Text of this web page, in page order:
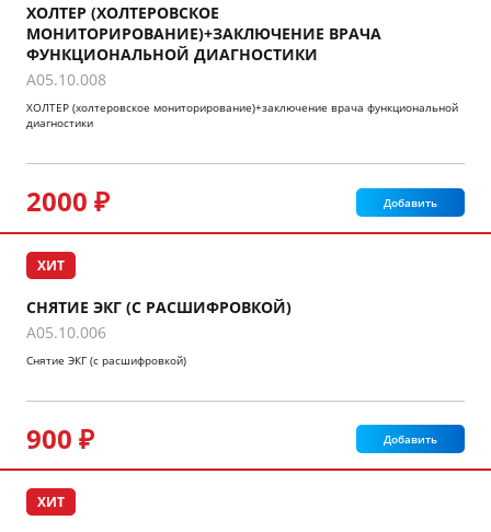
ХОЛТЕР (ХОЛТЕРОВСКОЕ
МОНИТОРИРОВАНИЕ)+ЗАКЛЮЧЕНИЕ ВРАЧА
ФУНКЦИОНАЛЬНОЙ ДИАГНОСТИКИ
A05.10.008
ХОЛТЕР (холтеровское мониторирование)+заключение врача функциональной
диагностики
2000 ₽ Добавить
ХИТ
СНЯТИЕ ЭКГ (С РАСШИФРОВКОЙ)
A05.10.006
Снятие ЭКГ (с расшифровкой)
900 ₽ Добавить
ХИТ